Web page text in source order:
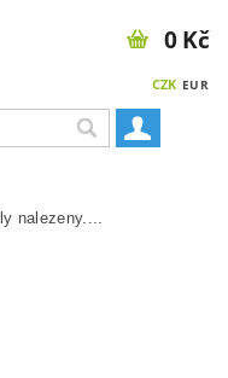
CZK EUR
0 Kč
nalezeny....